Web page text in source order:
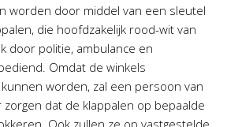
worden door middel van een sleutel
die hoofdzakelijk rood-wit van
door politie, ambulance en
Omdat de winkels
worden, zal een persoon van
dat de klappalen op bepaalde
Ook zullen ze op vastgestelde